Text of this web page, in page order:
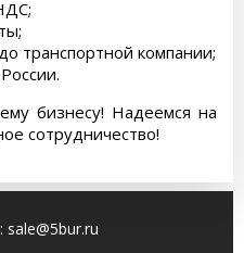
транспортной компании;
бизнесу! Надеемся на
сотрудничество!
sale@5bur.ru